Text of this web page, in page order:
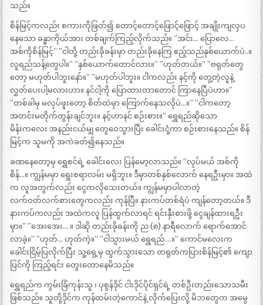
သည်။
စိန်မြင့်ကလည်း စကားကိုဖြတ်၍ တောင့်တောင့်ဖြောင့်ဖြောင့် အချိုးကျလှပ
နေသော ခန္ဓာကိုယ်အား တစ်ချက်ကြည့်လိုက်သည်။ ”အင်း… ပြောလေ…
အစ်ကိုစိန်မြင့်” ”ငါတို့ တည်းခိုခန်းမှာ တည်းခိုနေကြ ဧည့်သည်နှစ်ယောက်ပဲ..။
လူရည်သန့်တွေပါ။” ”နှစ်ယောက်တောင်လား။” ”ဟုတ်တယ်။” ”ဗရုတ်တွေ
တော့ မဟုတ်ပါဘူးနော်။” ”မဟုတ်ပါဘူး။ ငါကလည်း နင့်ကို တွေ့တဲ့လူနဲ့
လွှတ်ပေးပါ့မလားဟာ။ နင်ငါ့ကို ပြောထားတာတောင် ကြာနေပြီပဲဟာ။”
”တစ်ခါမှ မလုပ်ဖူးတော့ စိတ်ထဲမှာ ကြောက်နေသလိုပဲ…။” ”ငါကတော့
အတင်းမတိုက်တွန်းချင်ဘူး။ နင့်ဟာနင် စဉ်းစား။” ရွှေရည်ဆိုသော
မိန်းကလေး အနည်းငယ်မျှ တွေဝေသွားပြီး ခေါင်းငုံ့ကာ စဉ်းစားနေသည်။ စိန်
မြင့်က သူမကို အကဲခတ်၍နေသည်။
ခဏနေတော့မှ ရွှေစင်ရဲ့ ခေါင်းလေး ပြန်မော့လာသည်။ ”လုပ်မယ် အစ်ကို
စိန်…။ ကျွန်မမှာ ရွေးစရာလမ်း မရှိဘူး။ ဒီမှာတစ်နှစ်လောက် နေရဦးမှာ။ အထဲ
က လူအတွက်လည်း ငွေကလိုသေးတယ်။ ကျွန်မမှာပါလာတဲ့
လက်ဝတ်လက်စားတွေကလည်း ကုန်ပြီ။ နားကပ်တစ်ရံပဲ ကျန်တော့တယ်။ ဒီ
နားကပ်ကလည်း အထဲကလူ ပြန်ထွက်လာရင် ရင်းနှီးစားဖို့ ငွေချန်ထားရဦး
မှာ။” ”အေးအေး… ။ ဒါဆို တည်းခိုခန်းကို ည (၈) နာရီလောက် ရောက်အောင်
လာခဲ့။” ”ဟုတ်… ဟုတ်ကဲ့။” ”ငါသွားမယ် ရွှေရည်….။” ကောင်မလေးက
ခေါင်းငြိမ့်ပြလိုက်ပြီး သူ့ရှေ့မှ ထွက်သွားသော တရုတ်ကပြားစိန်မြင့်၏ ကျော
ပြင်ကို ကြည့်ရင်း တွေးတောနေမိသည်။
ရွှေရည်က ကွမ်းခြံကုန်းသူ ၊ ပုစွန်ဒိုင် ငါးဒိုင်ပိုင်ရှင်ရဲ့ တစ်ဦးတည်းသောသမီး
ဖြစ်သည်။ သူတို့ဒိုင်က ကုန်ထမ်းတဲ့ကောင်နဲ့ လိုက်ပြေးလို့ မိဘတွေက အမွေ